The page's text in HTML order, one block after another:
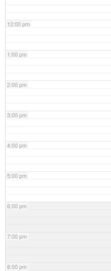
12:00 pm
1:00 pm
2:00 pm
3:00 pm
4:00 pm
5:00 pm
6:00 pm
7:00 pm
8:00 pm